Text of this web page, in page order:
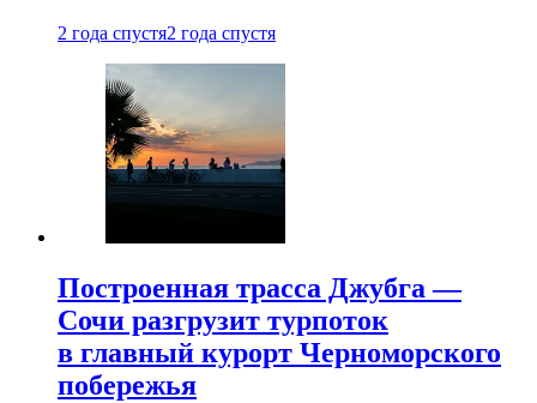
2 года спустя2 года спустя
Построенная трасса Джубга —
Сочи разгрузит турпоток
в главный курорт Черноморского
побережья